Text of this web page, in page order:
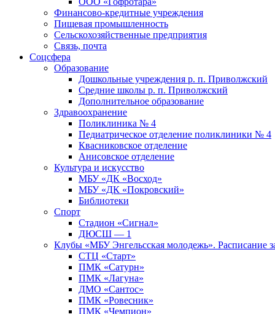
Финансово-кредитные учреждения
Пищевая промышленность
Сельскохозяйственные предприятия
Связь, почта
Соцсфера
Образование
Дошкольные учреждения р. п. Приволжский
Средние школы р. п. Приволжский
Дополнительное образование
Здравоохранение
Поликлиника № 4
Педиатрическое отделение поликлиники № 4
Квасниковское отделение
Анисовское отделение
Культура и искусство
МБУ «ДК «Восход»
МБУ «ДК «Покровский»
Библиотеки
Спорт
Стадион «Сигнал»
ДЮСШ — 1
Клубы «МБУ Энгельсская молодежь». Расписание
СТЦ «Старт»
ПМК «Сатурн»
ПМК «Лагуна»
ДМО «Сантос»
ПМК «Ровесник»
ПМК «Чемпион»